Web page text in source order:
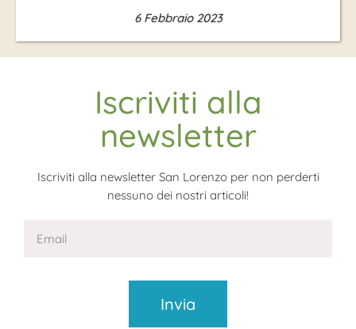
6 Febbraio 2023
Iscriviti alla
newsletter
Iscriviti alla newsletter San Lorenzo per non perderti
nessuno dei nostri articoli!
Invia